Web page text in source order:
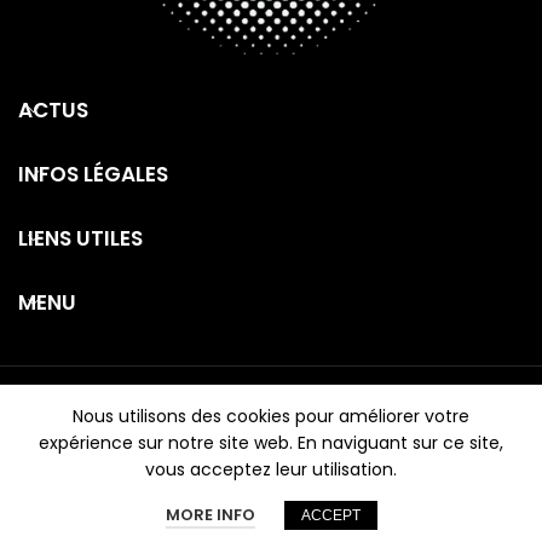
ACTUS
INFOS LÉGALES
LIENS UTILES
MENU
Nous utilisons des cookies pour améliorer votre
expérience sur notre site web. En naviguant sur ce site,
vous acceptez leur utilisation.
MORE INFO ACCEPT
Vendre Messagerie